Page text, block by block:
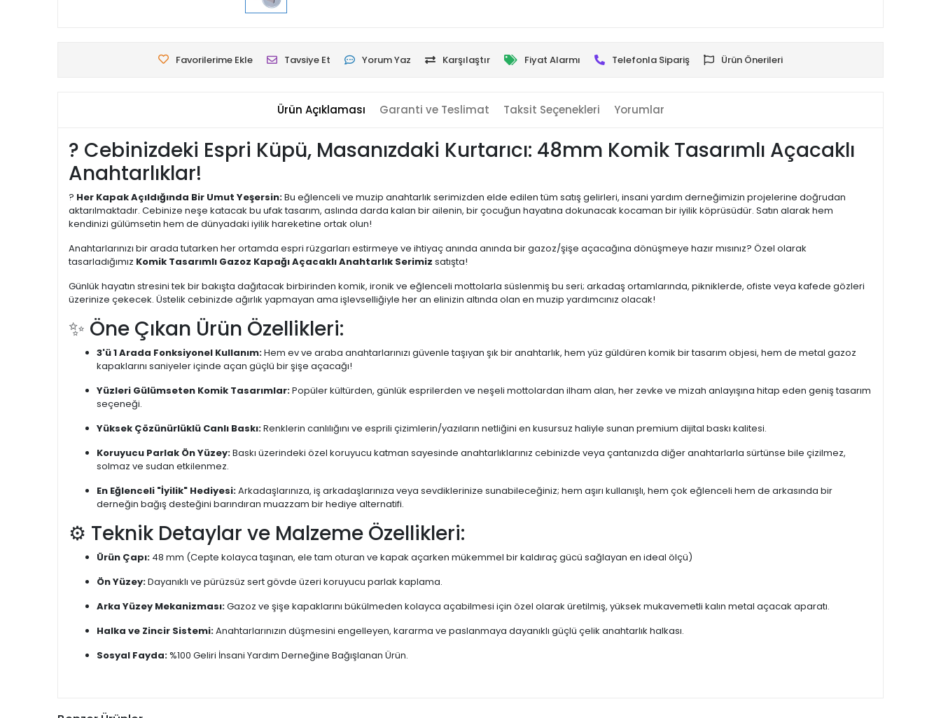
Favorilerime Ekle Tavsiye Et Yorum Yaz Karşılaştır Fiyat Alarmı Telefonla Sipariş Ürün Önerileri
Ürün Açıklaması Garanti ve Teslimat Taksit Seçenekleri Yorumlar
? Cebinizdeki Espri Küpü, Masanızdaki Kurtarıcı: 48mm Komik Tasarımlı Açacaklı
Anahtarlıklar!
? Her Kapak Açıldığında Bir Umut Yeşersin:Bu eğlenceli ve muzip anahtarlık serimizden elde edilen tüm satış gelirleri, insani yardım derneğimizin projelerine doğrudan
aktarılmaktadır. Cebinize neşe katacak bu ufak tasarım, aslında darda kalan bir ailenin, bir çocuğun hayatına dokunacak kocaman bir iyilik köprüsüdür. Satın alarak hem
kendinizi gülümsetin hem de dünyadaki iyilik hareketine ortak olun!
Anahtarlarınızı bir arada tutarken her ortamda espri rüzgarları estirmeye ve ihtiyaç anında anında bir gazoz/şişe açacağına dönüşmeye hazır mısınız? Özel olarak
tasarladığımız Komik Tasarımlı Gazoz Kapağı Açacaklı Anahtarlık Serimiz satışta!
Günlük hayatın stresini tek bir bakışta dağıtacak birbirinden komik, ironik ve eğlenceli mottolarla süslenmiş bu seri; arkadaş ortamlarında, pikniklerde, ofiste veya kafede gözleri
üzerinize çekecek. Üstelik cebinizde ağırlık yapmayan ama işlevselliğiyle her an elinizin altında olan en muzip yardımcınız olacak!
✨ Öne Çıkan Ürün Özellikleri:
3'ü 1 Arada Fonksiyonel Kullanım:Hem ev ve araba anahtarlarınızı güvenle taşıyan şık bir anahtarlık, hem yüz güldüren komik bir tasarım objesi, hem de metal gazoz
kapaklarını saniyeler içinde açan güçlü bir şişe açacağı!
Yüzleri Gülümseten Komik Tasarımlar:Popüler kültürden, günlük esprilerden ve neşeli mottolardan ilham alan, her zevke ve mizah anlayışına hitap eden geniş tasarım
seçeneği.
Yüksek Çözünürlüklü Canlı Baskı:Renklerin canlılığını ve esprili çizimlerin/yazıların netliğini en kusursuz haliyle sunan premium dijital baskı kalitesi.
Koruyucu Parlak Ön Yüzey:Baskı üzerindeki özel koruyucu katman sayesinde anahtarlıklarınız cebinizde veya çantanızda diğer anahtarlarla sürtünse bile çizilmez,
solmaz ve sudan etkilenmez.
En Eğlenceli "İyilik" Hediyesi:Arkadaşlarınıza, iş arkadaşlarınıza veya sevdiklerinize sunabileceğiniz; hem aşırı kullanışlı, hem çok eğlenceli hem de arkasında bir
derneğin bağış desteğini barındıran muazzam bir hediye alternatifi.
⚙️ Teknik Detaylar ve Malzeme Özellikleri:
Ürün Çapı: 48 mm (Cepte kolayca taşınan, ele tam oturan ve kapak açarken mükemmel bir kaldıraç gücü sağlayan en ideal ölçü)
Ön Yüzey:Dayanıklı ve pürüzsüz sert gövde üzeri koruyucu parlak kaplama.
Arka Yüzey Mekanizması:Gazoz ve şişe kapaklarını bükülmeden kolayca açabilmesi için özel olarak üretilmiş, yüksek mukavemetli kalın metal açacak aparatı.
Halka ve Zincir Sistemi:Anahtarlarınızın düşmesini engelleyen, kararma ve paslanmaya dayanıklı güçlü çelik anahtarlık halkası.
Sosyal Fayda: %100 Geliri İnsani Yardım Derneğine Bağışlanan Ürün.